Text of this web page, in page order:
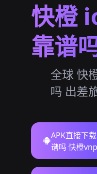
快橙
靠谱
全球 快
吗 出差
APK直接下
谱吗 快橙vnp